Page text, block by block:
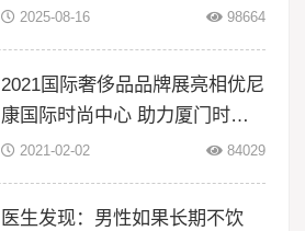
活动在翔安大嶝岛扬帆！
2025-08-16 98664
2021国际奢侈品品牌展亮相优尼
康国际时尚中心 助力厦门时尚
升级2021-02-02 84029
医生发现：男性如果长期不饮